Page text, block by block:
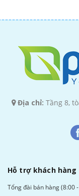
Địa chỉ: Tầng 8,
Hỗ trợ khách hàng
Tổng đài bán hàng (8:00